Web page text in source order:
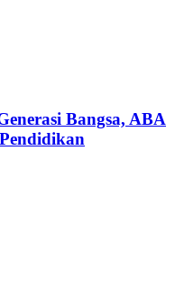
Bangsa, ABA